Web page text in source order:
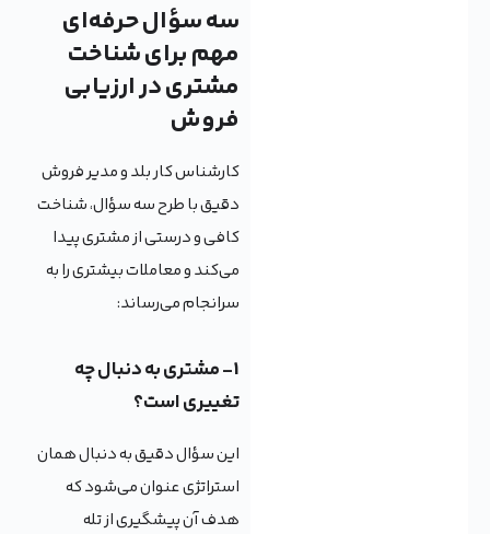
سه سؤال حرفه‌ای
مهم برای شناخت
مشتری در ارزیابی
فروش
کارشناس کار بلد و مدیر فروش
دقیق با طرح سه سؤال، شناخت
کافی و درستی از مشتری پیدا
می‌کند و معاملات بیشتری را به
سرانجام می‌رساند:
1- مشتری به دنبال چه
تغییری است؟
این سؤال دقیق به دنبال همان
استراتژی عنوان می‌شود که
هدف آن پیشگیری از تله